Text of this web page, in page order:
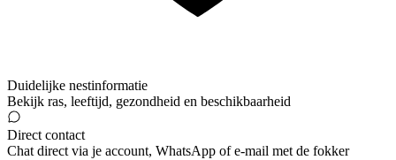
Duidelijke nestinformatie
Bekijk ras, leeftijd, gezondheid en beschikbaarheid
Direct contact
Chat direct via je account, WhatsApp of e-mail met de fokker